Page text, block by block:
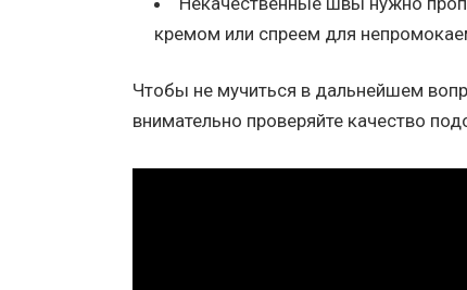
кремом или спреем для
Чтобы не мучиться в дальнейшем
внимательно проверяйте качество